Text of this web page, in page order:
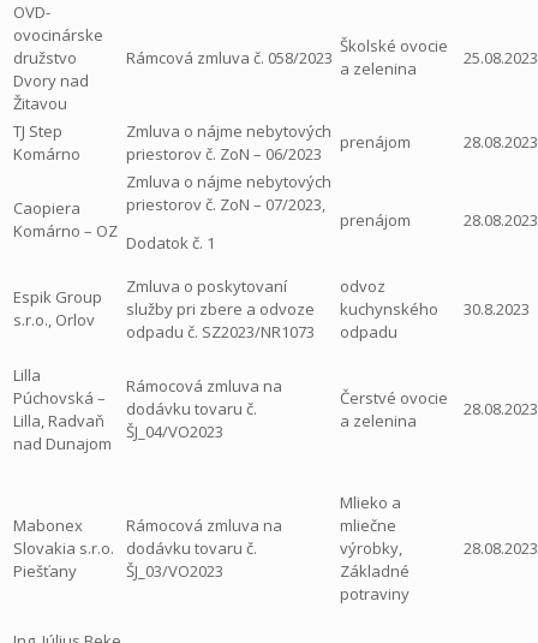
OVD-
ovocinárske
družstvo
Dvory nad
Žitavou
Rámcová zmluva č. 058/2023
Školské ovocie
a zelenina
25.08.2023
TJ Step
Komárno
Zmluva o nájme nebytových
priestorov č. ZoN – 06/2023
prenájom 28.08.2023
Caopiera
Komárno – OZ
Zmluva o nájme nebytových
priestorov č. ZoN – 07/2023,
Dodatok č. 1
prenájom 28.08.2023
Espik Group
s.r.o., Orlov
Zmluva o poskytovaní
služby pri zbere a odvoze
odpadu č. SZ2023/NR1073
odvoz
kuchynského
odpadu
30.8.2023
Lilla
Púchovská –
Lilla, Radvaň
nad Dunajom
Rámocová zmluva na
dodávku tovaru č.
ŠJ_04/VO2023
Čerstvé ovocie
a zelenina
28.08.2023
Mabonex
Slovakia s.r.o.
Piešťany
Rámocová zmluva na
dodávku tovaru č.
ŠJ_03/VO2023
Mlieko a
mliečne
výrobky,
Základné
potraviny
28.08.2023